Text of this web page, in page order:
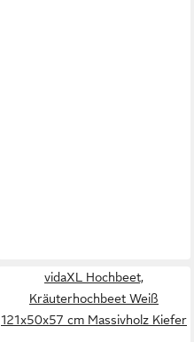
vidaXL Hochbeet,
Kräuterhochbeet Weiß
121x50x57 cm Massivholz Kiefer